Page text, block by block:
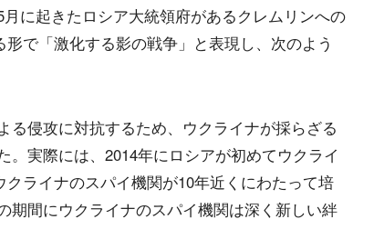
に起きたロシア大統領府があるクレムリンへの
で「激化する影の戦争」と表現し、次のよう
る侵攻に対抗するため、ウクライナが採らざる
実際には、2014年にロシアが初めてウクライ
ライナのスパイ機関が10年近くにわたって培
期間にウクライナのスパイ機関は深く新しい絆